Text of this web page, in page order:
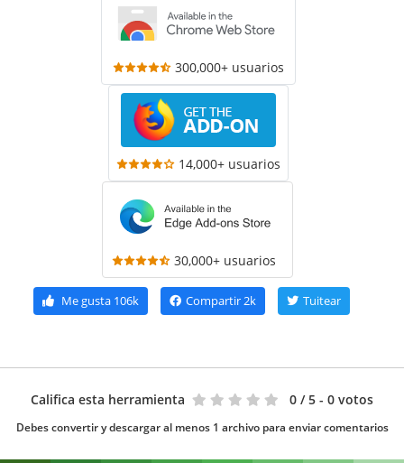
300,000+ usuarios
14,000+ usuarios
30,000+ usuarios
Me gusta106k Compartir2k Tuitear
Califica esta herramienta 0 / 5 - 0 votos
Debes convertir y descargar al menos 1 archivo para enviar comentarios